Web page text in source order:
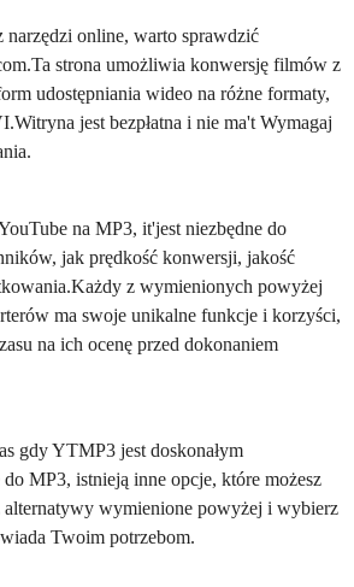
narzędzi online, warto sprawdzić
strona umożliwia konwersję filmów z
udostępniania wideo na różne formaty,
jest bezpłatna i nie ma't Wymagaj
na MP3, it'jest niezbędne do
jak prędkość konwersji, jakość
z wymienionych powyżej
ma swoje unikalne funkcje i korzyści,
na ich ocenę przed dokonaniem
gdy YTMP3 jest doskonałym
MP3, istnieją inne opcje, które możesz
alternatywy wymienione powyżej i wybierz
Twoim potrzebom.